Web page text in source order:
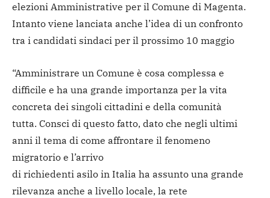
elezioni Amministrative per il Comune di Magenta.
Intanto viene lanciata anche l’idea di un confronto
tra i candidati sindaci per il prossimo 10 maggio
“Amministrare un Comune è cosa complessa e
difficile e ha una grande importanza per la vita
concreta dei singoli cittadini e della comunità
tutta. Consci di questo fatto, dato che negli ultimi
anni il tema di come affrontare il fenomeno
migratorio e l’arrivo
di richiedenti asilo in Italia ha assunto una grande
rilevanza anche a livello locale, la rete